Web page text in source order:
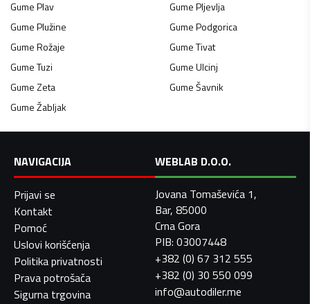
GumePlav GumePljevlja
GumePlužine GumePodgorica
GumeRožaje GumeTivat
GumeTuzi GumeUlcinj
GumeZeta GumeŠavnik
GumeŽabljak
NAVIGACIJA
Prijavi se
Kontakt
Pomoć
Uslovi korišćenja
Politika privatnosti
Prava potrošača
Sigurna trgovina
WEBLAB D.O.O.
Jovana Tomaševića 1,
Bar, 85000
Crna Gora
PIB: 03007448
+382 (0) 67 312 555
+382 (0) 30 550 099
info@autodiler.me